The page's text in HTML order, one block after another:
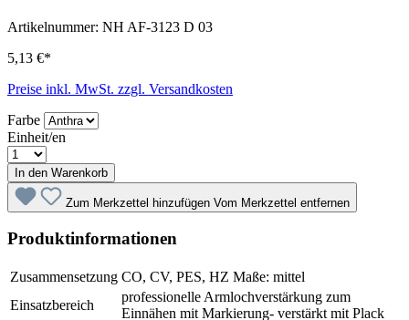
Artikelnummer: NH AF-3123 D 03
5,13 €*
Preise inkl. MwSt. zzgl. Versandkosten
Farbe
Einheit/en
In den Warenkorb
Zum Merkzettel hinzufügen Vom Merkzettel entfernen
Produktinformationen
Zusammensetzung CO, CV, PES, HZ Maße: mittel
Einsatzbereich
professionelle Armlochverstärkung zum
Einnähen mit Markierung- verstärkt mit Plack